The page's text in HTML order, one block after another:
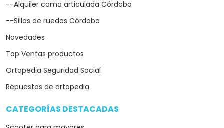
--Alquiler cama articulada Córdoba
--Sillas de ruedas Córdoba
Novedades
Top Ventas productos
Ortopedia Seguridad Social
Repuestos de ortopedia
CATEGORÍAS DESTACADAS